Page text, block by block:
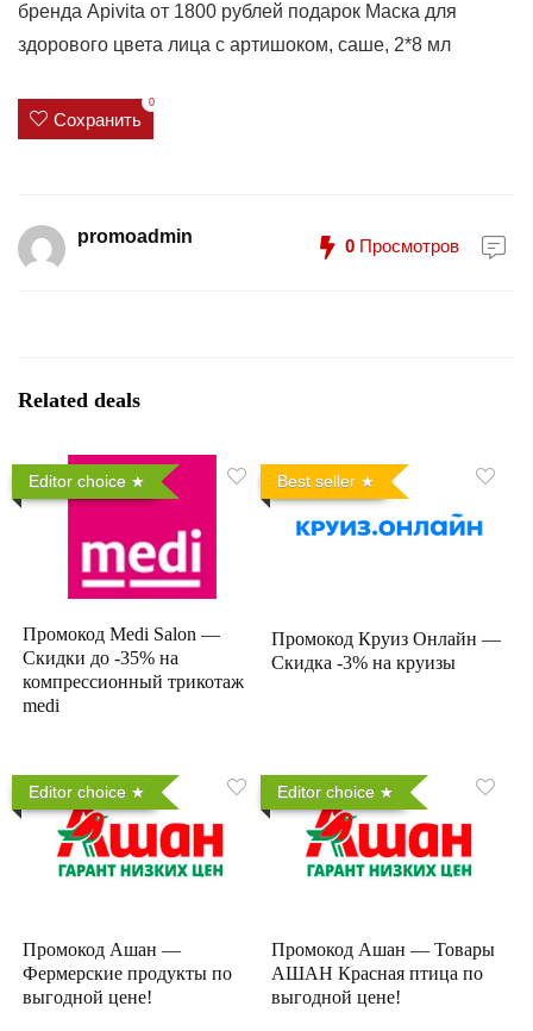
бренда Apivita от 1800 рублей подарок Маска для
здорового цвета лица с артишоком, саше, 2*8 мл
Сохранить
0
promoadmin 0 Просмотров
Related deals
Editor choice
Промокод Medi Salon —
Скидки до -35% на
компрессионный трикотаж
medi
Best seller
Промокод Круиз Онлайн —
Скидка -3% на круизы
Editor choice
Промокод Ашан —
Фермерские продукты по
выгодной цене!
Editor choice
Промокод Ашан — Товары
АШАН Красная птица по
выгодной цене!